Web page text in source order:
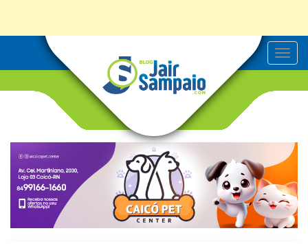
T
o
v
g
t
i
o
n